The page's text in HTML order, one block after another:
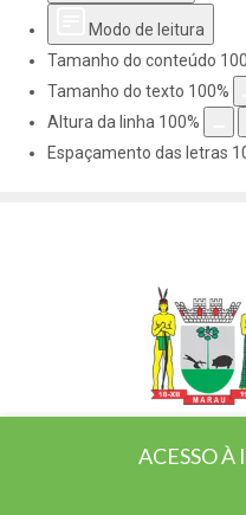
Modo de leitura
Tamanho do conteúdo 100
Tamanho do texto 100%
Altura da linha 100%
Espaçamento das letras
ACESSO